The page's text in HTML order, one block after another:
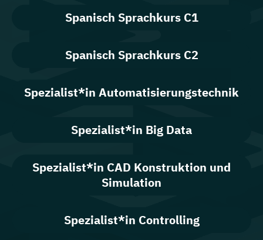
Spanisch Sprachkurs C1
Spanisch Sprachkurs C2
Spezialist*in Automatisierungstechnik
Spezialist*in Big Data
Spezialist*in CAD Konstruktion und
Simulation
Spezialist*in Controlling